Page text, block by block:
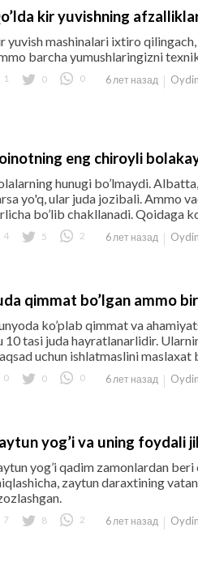
kir yuvishning
yuvish mashinalari ixtiro qilingach,
barcha yumushlaringizni
1 0 0 6 лет назад Oydin
eng chiroyli
hunugi bo’lmaydi.
yo'q, ular juda jozibali. Ammo
bo’lib chakllanadi. Qoidaga
4 5 2 6 лет назад Oydin
qimmat bo’lgan ammo
ko’plab qimmat va
10 tasi juda hayratlanarlidir.
uchun ishlatmaslini maslaxat
0 0 0 6 лет назад Oydin
yog’i va uning foydali
yog’i qadim zamonlardan
zaytun daraxtining
7 8 2 6 лет назад Oydin